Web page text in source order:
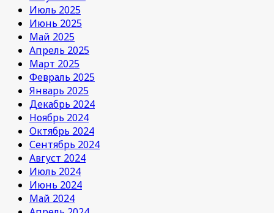
Июль 2025
Июнь 2025
Май 2025
Апрель 2025
Март 2025
Февраль 2025
Январь 2025
Декабрь 2024
Ноябрь 2024
Октябрь 2024
Сентябрь 2024
Август 2024
Июль 2024
Июнь 2024
Май 2024